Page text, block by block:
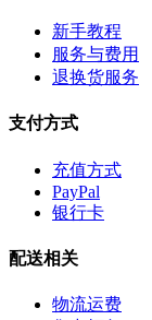
新手教程
服务与费用
退换货服务
支付方式
充值方式
PayPal
银行卡
配送相关
物流运费